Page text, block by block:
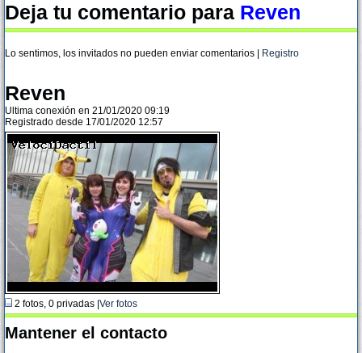
Deja tu comentario para Reven
Lo sentimos, los invitados no pueden enviar comentarios | Registro
Reven
Ultima conexión en 21/01/2020 09:19
Registrado desde 17/01/2020 12:57
2 fotos, 0 privadas | Ver fotos
Mantener el contacto